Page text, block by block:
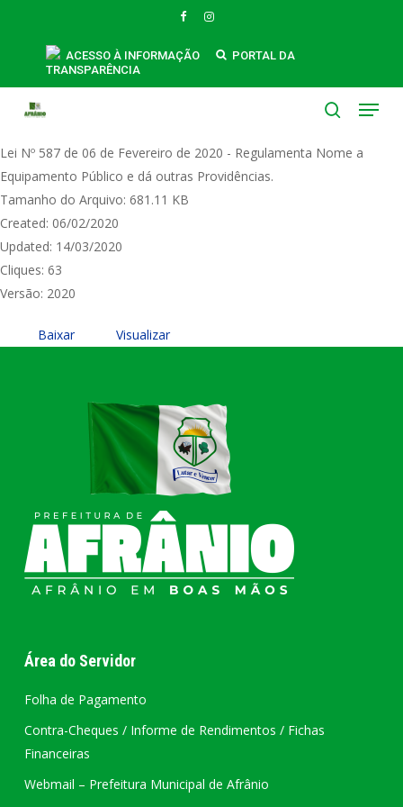
FACEBOOKINSTAGRAM
ACESSO À INFORMAÇÃO
PORTAL DA
TRANSPARÊNCIA
Menu
Lei Nº 587 de 06 de Fevereiro de 2020 -
Regulamenta Nome a Equipamento
Público e dá outras Providências
Lei Nº 587 de 06 de Fevereiro de 2020 - Regulamenta Nome a
Equipamento Público e dá outras Providências.
Tamanho do Arquivo: 681.11 KB
Created: 06/02/2020
Updated: 14/03/2020
Cliques: 63
Versão: 2020
Baixar Visualizar
Área do Servidor
Folha de Pagamento
Contra-Cheques / Informe de Rendimentos / Fichas
Financeiras
Webmail – Prefeitura Municipal de Afrânio